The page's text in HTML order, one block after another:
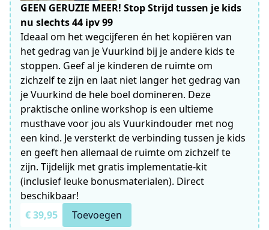
GEEN GERUZIE MEER! Stop Strijd tussen je kids
nu slechts 44 ipv 99
Ideaal om het wegcijferen én het kopiëren van
het gedrag van je Vuurkind bij je andere kids te
stoppen. Geef al je kinderen de ruimte om
zichzelf te zijn en laat niet langer het gedrag van
je Vuurkind de hele boel domineren. Deze
praktische online workshop is een ultieme
musthave voor jou als Vuurkindouder met nog
een kind. Je versterkt de verbinding tussen je kids
en geeft hen allemaal de ruimte om zichzelf te
zijn. Tijdelijk met gratis implementatie-kit
(inclusief leuke bonusmaterialen). Direct
beschikbaar!
€ 39,95
Toevoegen